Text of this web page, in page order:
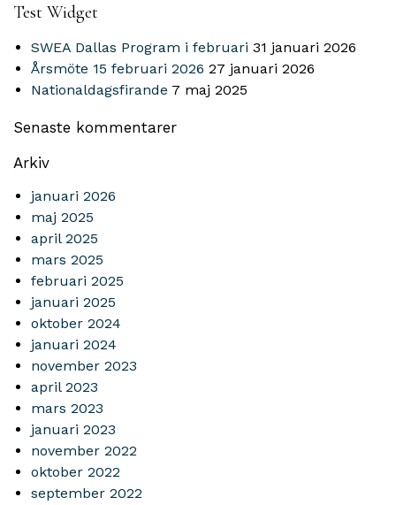
Test Widget
SWEA Dallas Program i februari 31 januari 2026
Årsmöte 15 februari 2026 27 januari 2026
Nationaldagsfirande 7 maj 2025
Senaste kommentarer
Arkiv
januari 2026
maj 2025
april 2025
mars 2025
februari 2025
januari 2025
oktober 2024
januari 2024
november 2023
april 2023
mars 2023
januari 2023
november 2022
oktober 2022
september 2022